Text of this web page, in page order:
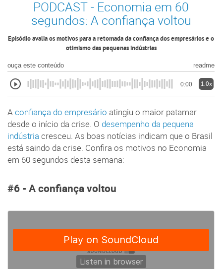
PODCAST - Economia em 60
segundos: A confiança voltou
Episódio avalia os motivos para a retomada da confiança dos empresários e o
otimismo das pequenas indústrias
ouça este conteúdo readme
0:00 1.0x
Aconfiança do empresário atingiu o maior patamar
desde o início da crise. O desempenho da pequena
indústria cresceu. As boas notícias indicam que o Brasil
está saindo da crise. Confira os motivos no Economia
em 60 segundos desta semana:
#6 - A confiança voltou